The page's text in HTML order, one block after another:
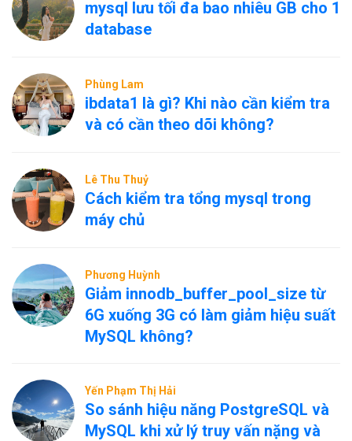
mysql lưu tối đa bao nhiêu GB cho 1
database
Phùng Lam
ibdata1 là gì? Khi nào cần kiểm tra
và có cần theo dõi không?
Lê Thu Thuỷ
Cách kiểm tra tổng mysql trong
máy chủ
Phương Huỳnh
Giảm innodb_buffer_pool_size từ
6G xuống 3G có làm giảm hiệu suất
MySQL không?
Yến Phạm Thị Hải
So sánh hiệu năng PostgreSQL và
MySQL khi xử lý truy vấn nặng và